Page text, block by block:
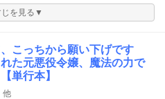
じを見る▼
こっちから願い下げです
た元悪役令嬢、魔法の力で
単行本】
他